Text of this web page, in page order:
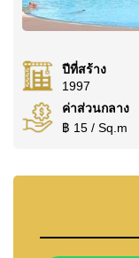
ปีที่สร้าง
1997
ค่าส่วนกลาง
฿ 15 / Sq.m